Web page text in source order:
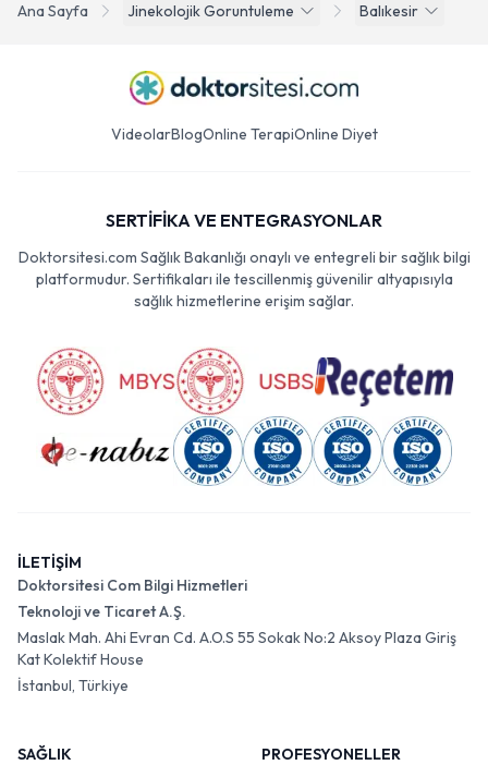
Ana Sayfa Jinekolojik Goruntuleme Balıkesir
VideolarBlogOnline TerapiOnline Diyet
SERTİFİKA VE ENTEGRASYONLAR
Doktorsitesi.com Sağlık Bakanlığı onaylı ve entegreli bir sağlık bilgi
platformudur. Sertifikaları ile tescillenmiş güvenilir altyapısıyla
sağlık hizmetlerine erişim sağlar.
İLETİŞİM
Doktorsitesi Com Bilgi Hizmetleri
Teknoloji ve Ticaret A.Ş.
Maslak Mah. Ahi Evran Cd. A.O.S 55 Sokak No:2 Aksoy Plaza Giriş
Kat Kolektif House
İstanbul, Türkiye
SAĞLIK
PROFESYONELLER